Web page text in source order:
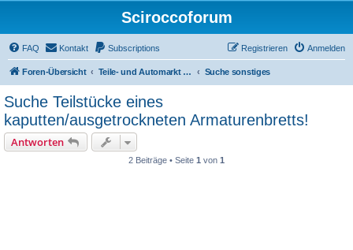
Sciroccoforum
FAQ Kontakt Subscriptions Anmelden
Registrieren
Foren-Übersicht Teile- und Automarkt (nur mit Subscription - siehe obere Leiste) Suche sonstiges
Suche Teilstücke eines
kaputten/ausgetrockneten Armaturenbretts!
Antworten
2 Beiträge • Seite 1 von 1